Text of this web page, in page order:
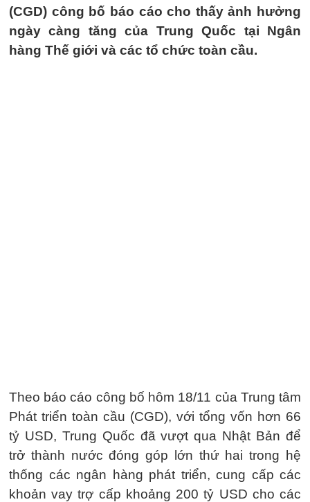
(CGD) công bố báo cáo cho thấy ảnh hưởng
ngày càng tăng của Trung Quốc tại Ngân
hàng Thế giới và các tổ chức toàn cầu.
Theo báo cáo công bố hôm 18/11 của Trung tâm
Phát triển toàn cầu (CGD), với tổng vốn hơn 66
tỷ USD, Trung Quốc đã vượt qua Nhật Bản để
trở thành nước đóng góp lớn thứ hai trong hệ
thống các ngân hàng phát triển, cung cấp các
khoản vay trợ cấp khoảng 200 tỷ USD cho các